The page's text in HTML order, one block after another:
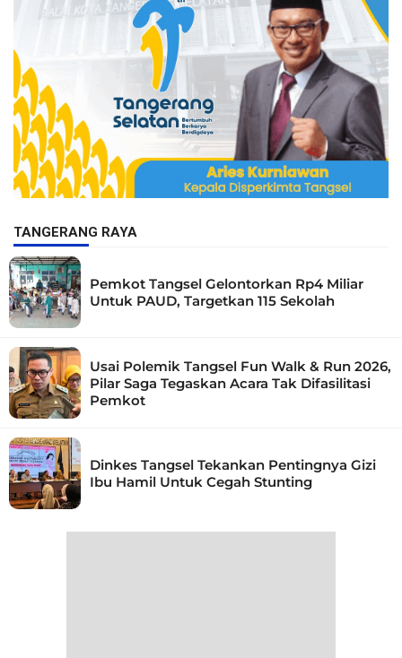
TANGERANG RAYA
Pemkot Tangsel Gelontorkan Rp4 Miliar
Untuk PAUD, Targetkan 115 Sekolah
Usai Polemik Tangsel Fun Walk & Run 2026,
Pilar Saga Tegaskan Acara Tak Difasilitasi
Pemkot
Dinkes Tangsel Tekankan Pentingnya Gizi
Ibu Hamil Untuk Cegah Stunting